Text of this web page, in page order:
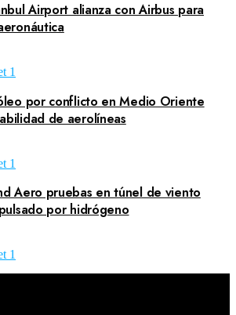
Airport alianza con Airbus para
1
por conflicto en Medio Oriente
de aerolíneas
1
Aero pruebas en túnel de viento
por hidrógeno
1